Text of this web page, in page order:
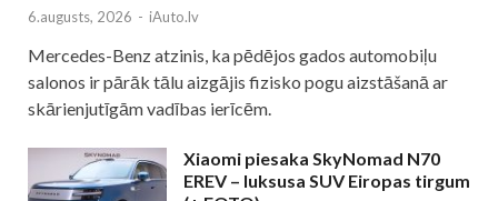
6.augusts, 2026 - iAuto.lv
Mercedes-Benz atzinis, ka pēdējos gados automobiļu
salonos ir pārāk tālu aizgājis fizisko pogu aizstāšanā ar
skārienjutīgām vadības ierīcēm.
Xiaomi piesaka SkyNomad N70
EREV – luksusa SUV Eiropas tirgum